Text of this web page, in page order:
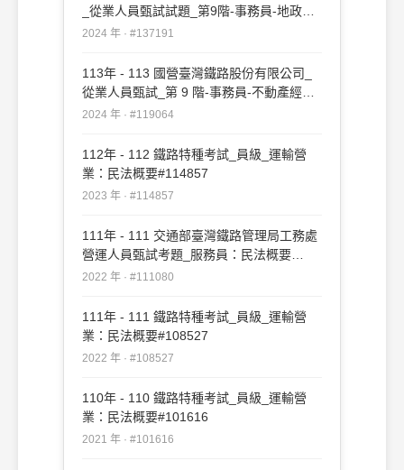
_從業人員甄試試題_第9階-事務員-地政管
理：民法概要(總則、物權、親權與繼
2024 年 · #137191
113年 - 113 國營臺灣鐵路股份有限公司_
從業人員甄試_第 9 階-事務員-不動產經
營、法務：民法概要#119064
2024 年 · #119064
112年 - 112 鐵路特種考試_員級_運輸營
業：民法概要#114857
2023 年 · #114857
111年 - 111 交通部臺灣鐵路管理局工務處
營運人員甄試考題_服務員：民法概要
#111080
2022 年 · #111080
111年 - 111 鐵路特種考試_員級_運輸營
業：民法概要#108527
2022 年 · #108527
110年 - 110 鐵路特種考試_員級_運輸營
業：民法概要#101616
2021 年 · #101616